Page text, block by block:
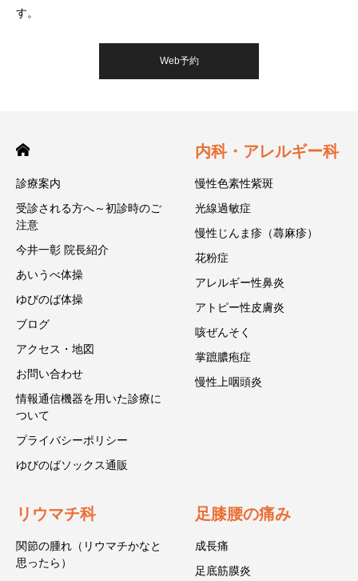
す。
Web予約
診療案内
受診される方へ～初診時のご
注意
今井一彰 院長紹介
あいうべ体操
ゆびのば体操
ブログ
アクセス・地図
お問い合わせ
情報通信機器を用いた診療に
ついて
プライバシーポリシー
ゆびのばソックス通販
内科・アレルギー科
慢性色素性紫斑
光線過敏症
慢性じんま疹（蕁麻疹）
花粉症
アレルギー性鼻炎
アトピー性皮膚炎
咳ぜんそく
掌蹠膿疱症
慢性上咽頭炎
リウマチ科
関節の腫れ（リウマチかなと
思ったら）
足膝腰の痛み
成長痛
足底筋膜炎